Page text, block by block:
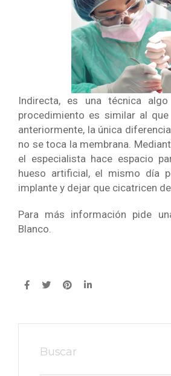
Indirecta, es una técnica
procedimiento es similar al
anteriormente, la única
no se toca la membrana.
el especialista hace espacio
hueso artificial, el mismo día
implante y dejar que cicatricen
Para más información pide
Blanco.
Buscar